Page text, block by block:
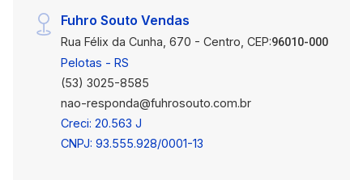
Fuhro Souto Vendas
Rua Félix da Cunha, 670 - Centro, CEP:96010-000
Pelotas - RS
(53) 3025-8585
nao-responda@fuhrosouto.com.br
Creci: 20.563 J
CNPJ: 93.555.928/0001-13